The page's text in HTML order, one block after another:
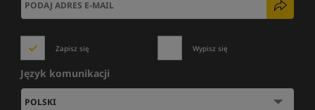
Zapisz się Wypisz się
Język komunikacji